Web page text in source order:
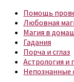
Помощь
Любовная
Магия в
Гадания
Порча и сглаз
Астрология и
Непознанные